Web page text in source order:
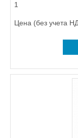
1
Цена (без учета